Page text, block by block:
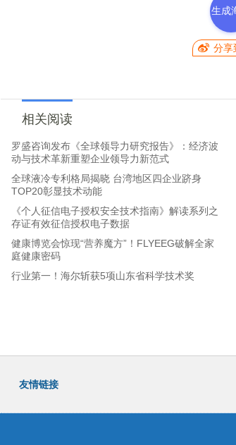
生成
分享
相关阅读
罗盛咨询发布《全球领导力研究报告》：经济波
动与技术革新重塑企业领导力新范式
全球液冷专利格局揭晓 台湾地区四企业跻身
TOP20彰显技术动能
《个人征信电子授权安全技术指南》解读系列之
存证有效征信授权电子数据
健康博览会惊现“营养魔方”！FLYEEG破解全家
庭健康密码
行业第一！海尔斩获5项山东省科学技术奖
友情链接